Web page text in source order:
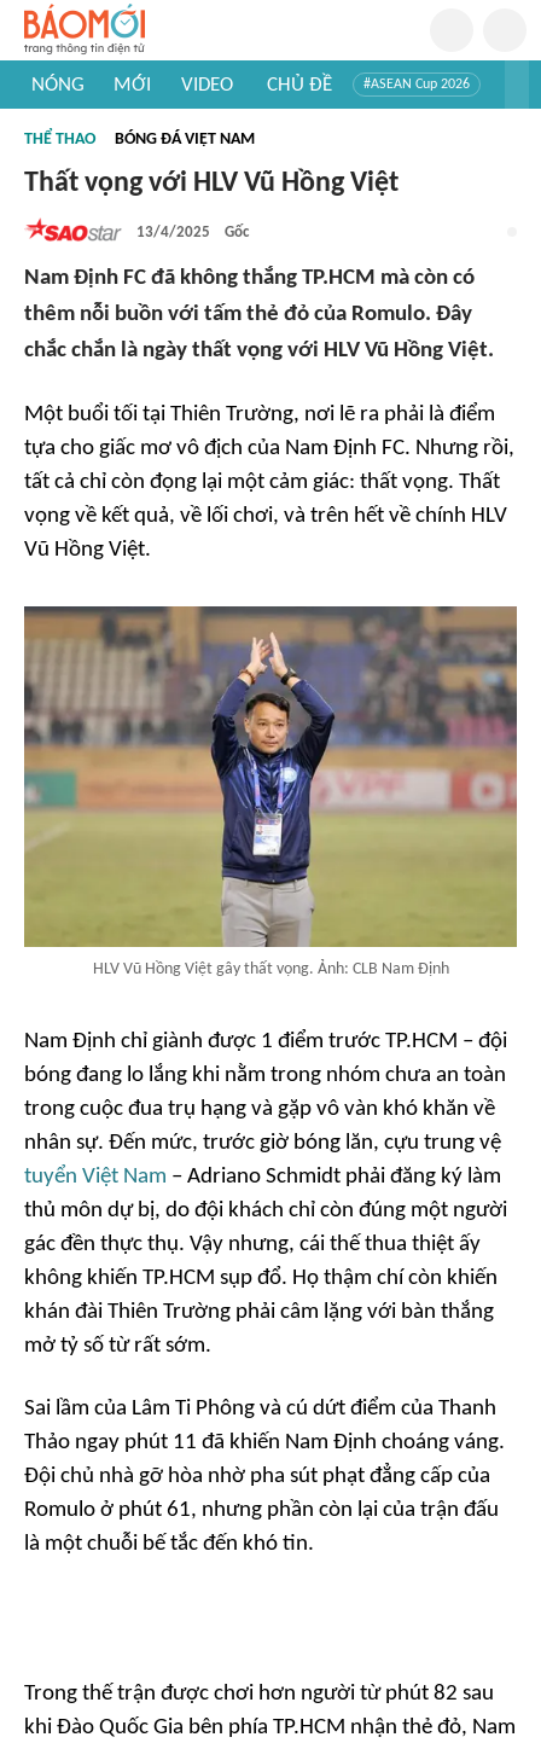
NÓNG MỚI VIDEO CHỦ ĐỀ #ASEAN Cup 2026
#Khám phá thế giới
THỂ THAO BÓNG ĐÁ VIỆT NAM
Thất vọng với HLV Vũ Hồng Việt
13/4/2025 Gốc
Nam Định FC đã không thắng TP.HCM mà còn có
thêm nỗi buồn với tấm thẻ đỏ của Romulo. Đây
chắc chắn là ngày thất vọng với HLV Vũ Hồng Việt.
Một buổi tối tại Thiên Trường, nơi lẽ ra phải là điểm
tựa cho giấc mơ vô địch của Nam Định FC. Nhưng rồi,
tất cả chỉ còn đọng lại một cảm giác: thất vọng. Thất
vọng về kết quả, về lối chơi, và trên hết về chính HLV
Vũ Hồng Việt.
HLV Vũ Hồng Việt gây thất vọng. Ảnh: CLB Nam Định
Nam Định chỉ giành được 1 điểm trước TP.HCM – đội
bóng đang lo lắng khi nằm trong nhóm chưa an toàn
trong cuộc đua trụ hạng và gặp vô vàn khó khăn về
nhân sự. Đến mức, trước giờ bóng lăn, cựu trung vệ
tuyển Việt Nam – Adriano Schmidt phải đăng ký làm
thủ môn dự bị, do đội khách chỉ còn đúng một người
gác đền thực thụ. Vậy nhưng, cái thế thua thiệt ấy
không khiến TP.HCM sụp đổ. Họ thậm chí còn khiến
khán đài Thiên Trường phải câm lặng với bàn thắng
mở tỷ số từ rất sớm.
Sai lầm của Lâm Ti Phông và cú dứt điểm của Thanh
Thảo ngay phút 11 đã khiến Nam Định choáng váng.
Đội chủ nhà gỡ hòa nhờ pha sút phạt đẳng cấp của
Romulo ở phút 61, nhưng phần còn lại của trận đấu
là một chuỗi bế tắc đến khó tin.
Trong thế trận được chơi hơn người từ phút 82 sau
khi Đào Quốc Gia bên phía TP.HCM nhận thẻ đỏ, Nam